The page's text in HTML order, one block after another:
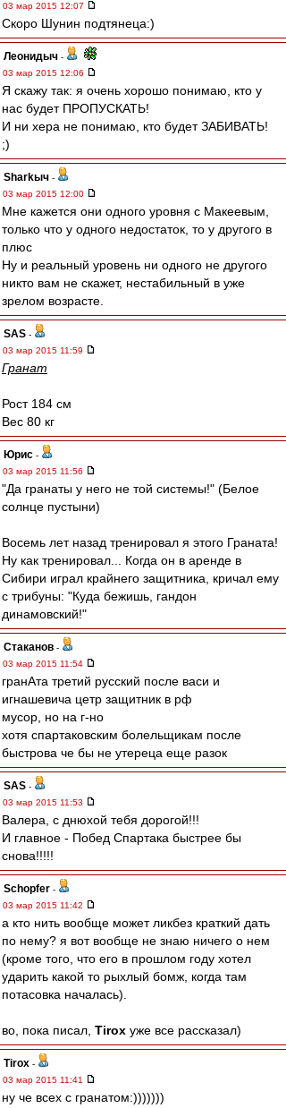
03 мар 2015 12:07
Скоро Шунин подтянеца:)
Леонидыч -
03 мар 2015 12:06
Я скажу так: я очень хорошо понимаю, кто у
нас будет ПРОПУСКАТЬ!
И ни хера не понимаю, кто будет ЗАБИВАТЬ!
;)
Sharkыч -
03 мар 2015 12:00
Мне кажется они одного уровня с Макеевым,
только что у одного недостаток, то у другого в
плюс
Ну и реальный уровень ни одного не другого
никто вам не скажет, нестабильный в уже
зрелом возрасте.
SAS -
03 мар 2015 11:59
Гранат
Рост 184 см
Вес 80 кг
Юрис -
03 мар 2015 11:56
"Да гранаты у него не той системы!" (Белое
солнце пустыни)
Восемь лет назад тренировал я этого Граната!
Ну как тренировал... Когда он в аренде в
Сибири играл крайнего защитника, кричал ему
с трибуны: "Куда бежишь, гандон
динамовский!"
Cтаканов -
03 мар 2015 11:54
гранАта третий русский после васи и
игнашевича цетр защитник в рф
мусор, но на г-но
хотя спартаковским болельщикам после
быстрова че бы не утереца еще разок
SAS -
03 мар 2015 11:53
Валера, с днюхой тебя дорогой!!!
И главное - Побед Спартака быстрее бы
снова!!!!!
Schopfer -
03 мар 2015 11:42
а кто нить вообще может ликбез краткий дать
по нему? я вот вообще не знаю ничего о нем
(кроме того, что его в прошлом году хотел
ударить какой то рыхлый бомж, когда там
потасовка началась).
во, пока писал, Tirox уже все рассказал)
Tirox -
03 мар 2015 11:41
ну че всех с гранатом:)))))))